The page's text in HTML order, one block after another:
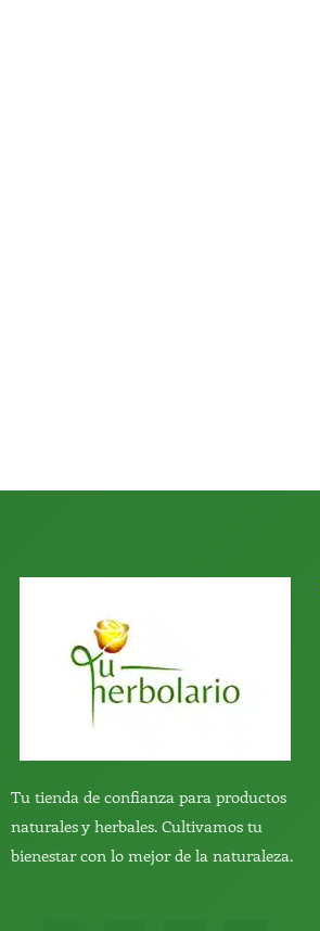
Tu tienda de confianza para productos
naturales y herbales. Cultivamos tu
bienestar con lo mejor de la naturaleza.